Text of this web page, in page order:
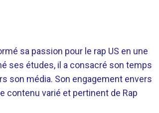
sa passion pour le rap US en une
ses études, il a consacré son temps
son média. Son engagement envers
contenu varié et pertinent de Rap